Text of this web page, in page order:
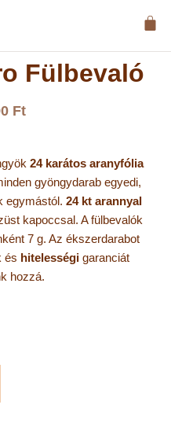
ORO FÜLBEVALÓ
Fülbevaló
Ft
24 karátos aranyfólia
gyöngydarab egyedi,
egymástól. 24 kt arannyal
kapoccsal. A fülbevalók
7 g. Az ékszerdarabot
és hitelességi garanciát
hozzá.